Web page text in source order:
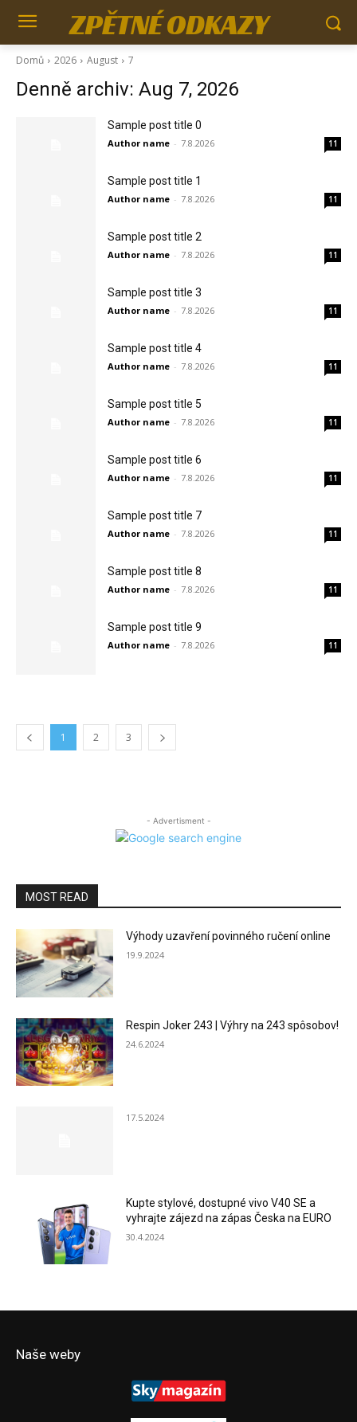
ZPĚTNÉ ODKAZY
Domů 2026 August 7
Denně archiv: Aug 7, 2026
Sample post title 0
Author name - 7.8.2026 11
Sample post title 1
Author name - 7.8.2026 11
Sample post title 2
Author name - 7.8.2026 11
Sample post title 3
Author name - 7.8.2026 11
Sample post title 4
Author name - 7.8.2026 11
Sample post title 5
Author name - 7.8.2026 11
Sample post title 6
Author name - 7.8.2026 11
Sample post title 7
Author name - 7.8.2026 11
Sample post title 8
Author name - 7.8.2026 11
Sample post title 9
Author name - 7.8.2026 11
1 2 3
- Advertisment -
MOST READ
Výhody uzavření povinného ručení online
19.9.2024
Respin Joker 243 | Výhry na 243 spôsobov!
24.6.2024
17.5.2024
Kupte stylové, dostupné vivo V40 SE a
vyhrajte zájezd na zápas Česka na EURO
30.4.2024
Naše weby